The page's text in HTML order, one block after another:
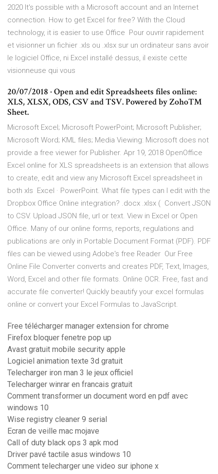
2020 It's possible with a Microsoft account and an Internet
connection. How to get Excel for free? With the Cloud
technology, it is easier to use Office Pour ouvrir rapidement
et visionner un fichier .xls ou .xlsx sur un ordinateur sans avoir
le logiciel Office, ni Excel installé dessus, il existe cette
visionneuse qui vous
20/07/2018 · Open and edit Spreadsheets files online:
XLS, XLSX, ODS, CSV and TSV. Powered by Zoho™
Sheet.
Microsoft Excel; Microsoft PowerPoint; Microsoft Publisher;
Microsoft Word; KML files; Media Viewing: Microsoft does not
provide a free viewer for Publisher. Apr 19, 2018 OpenOffice
Excel online for XLS spreadsheets is an extension that allows
to create, edit and view any Microsoft Excel spreadsheet in
both xls Excel · PowerPoint. What file types can I edit with the
Dropbox Office Online integration? .docx .xlsx ( Convert JSON
to CSV. Upload JSON file, url or text. View in Excel or Open
Office. Many of our online forms, reports, regulations and
publications are only in Portable Document Format (PDF). PDF
files can be viewed using Adobe's free Reader Our Free
Online File Converter converts and creates PDF, Text, Images,
Word, Excel and other file formats. Online OCR. Free, fast and
accurate file converter! Quickly beautify your excel formulas
online or convert your Excel Formulas to JavaScript.
Free télécharger manager extension for chrome
Firefox bloquer fenetre pop up
Avast gratuit mobile security apple
Logiciel animation texte 3d gratuit
Telecharger iron man 3 le jeux officiel
Telecharger winrar en francais gratuit
Comment transformer un document word en pdf avec
windows 10
Wise registry cleaner 9 serial
Ecran de veille mac mojave
Call of duty black ops 3 apk mod
Driver pavé tactile asus windows 10
Comment telecharger une video sur iphone x